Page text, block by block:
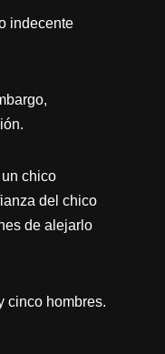
indecente
chico
del chico
de alejarlo
cinco hombres.